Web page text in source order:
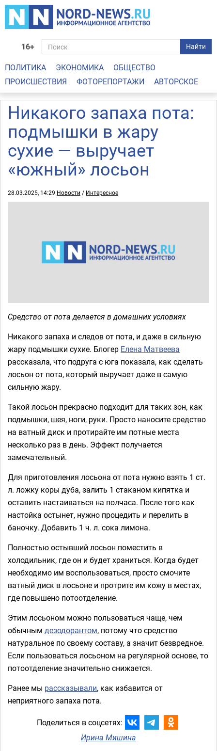
16+ Найти
ПОЛИТИКА ЭКОНОМИКА
ОБЩЕСТВО
ПРОИСШЕСТВИЯ
ФОТОРЕПОРТАЖИ АВТОРСКОЕ
Никакого запаха пота:
подмышки в жару
сухие — выручает
«южный» лосьон
28.03.2025, 14:29 Новости / Интересное
Средство от пота делается в домашних условиях
Никакого запаха и следов от пота, и даже в сильную
жару подмышки сухие. Блогер Елена Матвеева
рассказала, что подруга с юга показала, как сделать
лосьон от пота, который выручает даже в самую
сильную жару.
Такой лосьон прекрасно подходит для таких зон, как
подмышки, шея, ноги, руки. Просто наносите средство
на ватный диск и протирайте им потные места
несколько раз в день. Эффект получается
замечательный.
Для приготовления лосьона от пота нужно взять 1 ст.
л. ложку коры дуба, залить 1 стаканом кипятка и
оставить настаиваться на полчаса. После того как
настойка остынет, нужно процедить и перелить в
баночку. Добавить 1 ч. л. сока лимона.
Полностью остывший лосьон поместить в
холодильник, где он и будет храниться. Когда будет
необходимо им воспользоваться, просто смочите
ватный диск в лосьоне и протрите им кожу в местах,
где повышено потоотделение.
Этим лосьоном можно пользоваться чаще, чем
обычным дезодорантом, потому что средство
натуральное по своему составу, а значит безвредное.
Если пользоваться лосьоном на регулярной основе, то
потоотделение значительно снижается.
Ранее мы рассказывали, как избавится от
неприятного запаха пота.
Поделиться в соцсетях:
Ирина Мишина